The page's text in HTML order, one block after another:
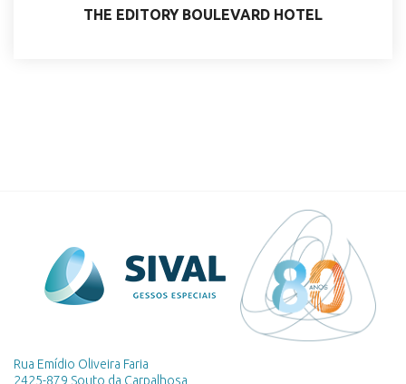
THE EDITORY BOULEVARD HOTEL
Rua Emídio Oliveira Faria
2425-879 Souto da Carpalhosa